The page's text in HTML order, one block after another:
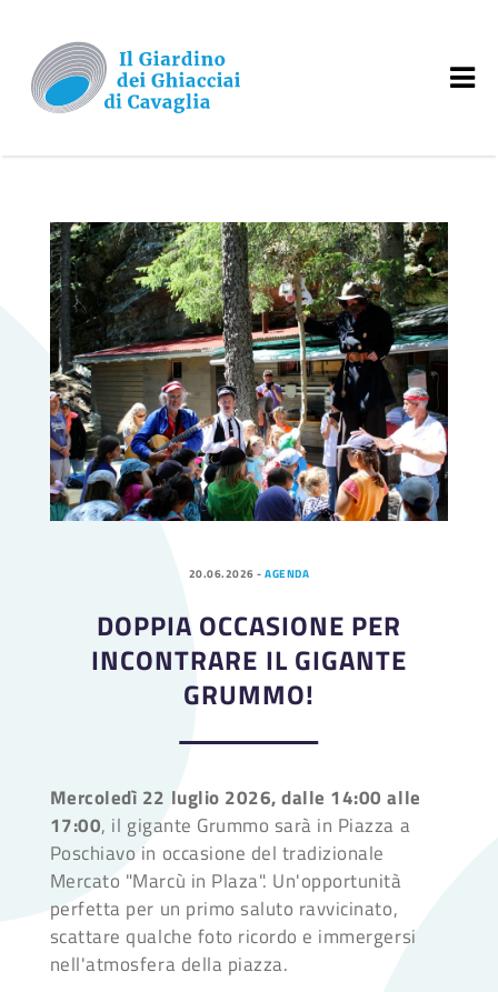
20.06.2026 -AGENDA
DOPPIA OCCASIONE PER
INCONTRARE IL GIGANTE
GRUMMO!
Mercoledì 22 luglio 2026, dalle 14:00 alle
17:00, il gigante Grummo sarà in Piazza a
Poschiavo in occasione del tradizionale
Mercato "Marcù in Plaza". Un'opportunità
perfetta per un primo saluto ravvicinato,
scattare qualche foto ricordo e immergersi
nell'atmosfera della piazza.